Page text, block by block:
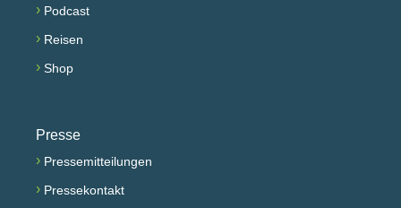
› Podcast
› Reisen
› Shop
Presse
› Pressemitteilungen
› Pressekontakt